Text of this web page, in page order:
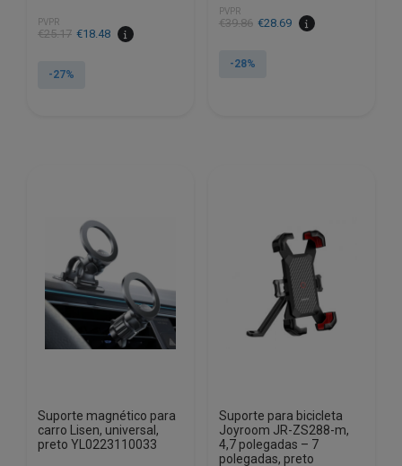
PVPR
€25.17
O
original
€18.48
O
atual
-27%
PVPR
€39.86
O
original
€28.69
O
atual
-28%
Suporte magnético para
carro Lisen, universal,
preto YL0223110033
Suporte para bicicleta
Joyroom JR-ZS288-m,
4,7 polegadas – 7
polegadas, preto